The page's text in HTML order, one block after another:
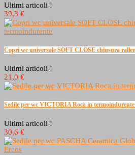
Ultimi articoli !
39,3 €
Copri wc universale SOFT CLOSE chiusura
Ultimi articoli !
21,0 €
Sedile per wc VICTORIA Roca in
Ultimi articoli !
30,6 €